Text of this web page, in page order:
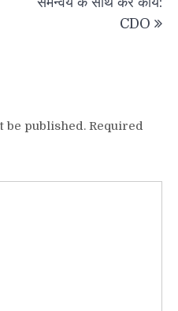
CDO
be published. Required